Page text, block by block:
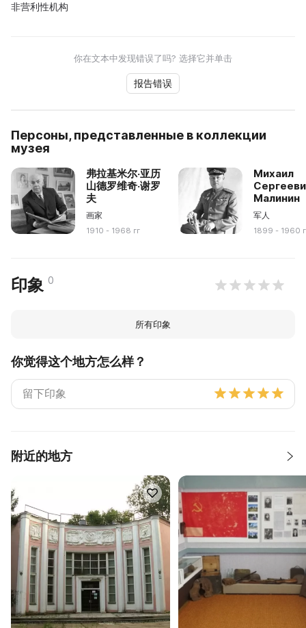
非营利性机构
你在文本中发现错误了吗? 选择它并单击
报告错误
Персоны, представленные в коллекции
музея
弗拉基米尔·亚历
山德罗维奇·谢罗
夫
画家
1910 - 1968 гг
Михаил
Малинин
军人
1899 - 1960
印象 0
所有印象
你觉得这个地方怎么样？
附近的地方